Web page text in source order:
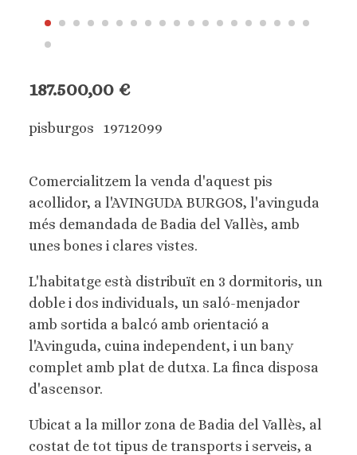
187.500,00 €
pisburgos 19712099
Comercialitzem la venda d'aquest pis
acollidor, a l'AVINGUDA BURGOS, l'avinguda
més demandada de Badia del Vallès, amb
unes bones i clares vistes.
L'habitatge està distribuït en 3 dormitoris, un
doble i dos individuals, un saló-menjador
amb sortida a balcó amb orientació a
l'Avinguda, cuina independent, i un bany
complet amb plat de dutxa. La finca disposa
d'ascensor.
Ubicat a la millor zona de Badia del Vallès, al
costat de tot tipus de transports i serveis, a